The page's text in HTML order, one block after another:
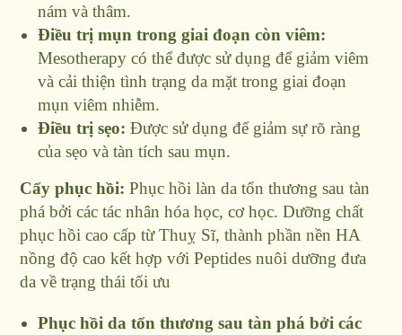
nám và thâm.
Điều trị mụn trong giai đoạn còn viêm:
Mesotherapy có thể được sử dụng để giảm viêm
và cải thiện tình trạng da mặt trong giai đoạn
mụn viêm nhiễm.
Điều trị sẹo:Được sử dụng để giảm sự rõ ràng
của sẹo và tàn tích sau mụn.
Cấy phục hồi: Phục hồi làn da tổn thương sau tàn
phá bởi các tác nhân hóa học, cơ học. Dưỡng chất
phục hồi cao cấp từ Thuỵ Sĩ, thành phần nền HA
nồng độ cao kết hợp với Peptides nuôi dưỡng đưa
da về trạng thái tối ưu
Phục hồi da tổn thương sau tàn phá bởi các